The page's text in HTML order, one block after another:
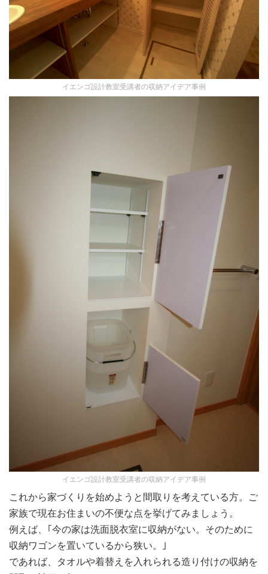
イエンゴ設計教室受講者の収納アイデア事例
イエンゴ設計教室受講者の収納アイデア事例
これから家づくりを始めようと間取りを考えている方。ご
家族で現在お住まいの不便な点を挙げてみましょう。
例えば、｢今の家は洗面脱衣室に収納がない。そのために
収納ワゴンを置いているから狭い。｣
であれば、タオルや着替えを入れられる造り付けの収納を